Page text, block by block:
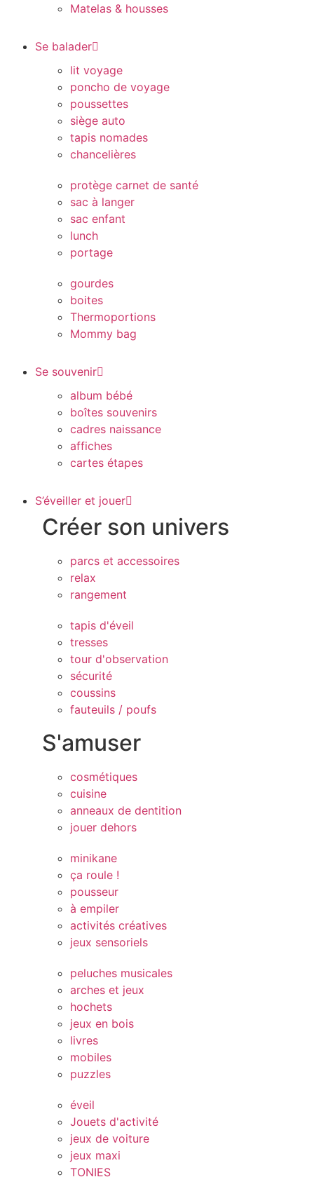
Matelas & housses
Se balader
lit voyage
poncho de voyage
poussettes
siège auto
tapis nomades
chancelières
protège carnet de santé
sac à langer
sac enfant
lunch
portage
gourdes
boites
Thermoportions
Mommy bag
Se souvenir
album bébé
boîtes souvenirs
cadres naissance
affiches
cartes étapes
S’éveiller et jouer
Créer son univers
parcs et accessoires
relax
rangement
tapis d'éveil
tresses
tour d'observation
sécurité
coussins
fauteuils / poufs
S'amuser
cosmétiques
cuisine
anneaux de dentition
jouer dehors
minikane
ça roule !
pousseur
à empiler
activités créatives
jeux sensoriels
peluches musicales
arches et jeux
hochets
jeux en bois
livres
mobiles
puzzles
éveil
Jouets d'activité
jeux de voiture
jeux maxi
TONIES